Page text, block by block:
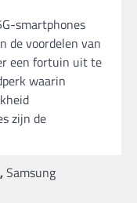
smartphones
de voordelen van
een fortuin uit te
waarin
zijn de
,Samsung